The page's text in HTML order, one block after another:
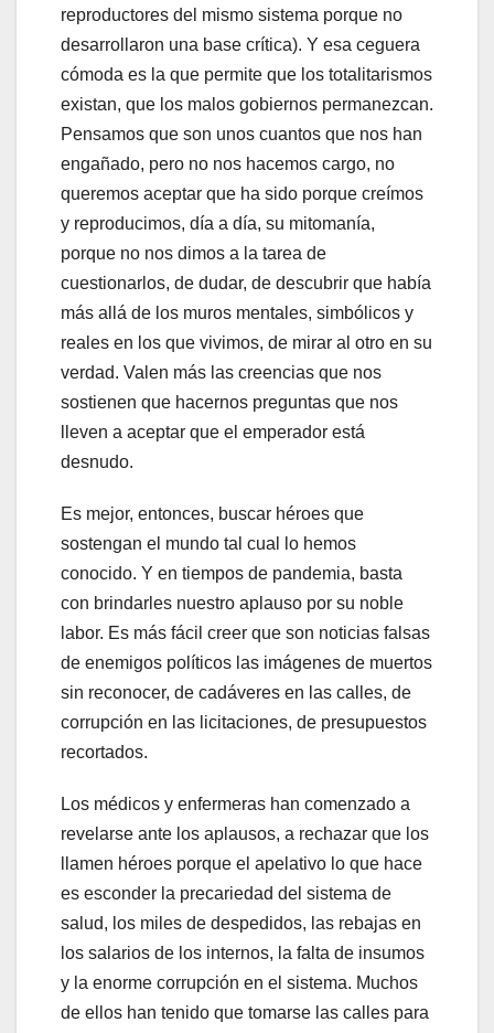
reproductores del mismo sistema porque no
desarrollaron una base crítica). Y esa ceguera
cómoda es la que permite que los totalitarismos
existan, que los malos gobiernos permanezcan.
Pensamos que son unos cuantos que nos han
engañado, pero no nos hacemos cargo, no
queremos aceptar que ha sido porque creímos
y reproducimos, día a día, su mitomanía,
porque no nos dimos a la tarea de
cuestionarlos, de dudar, de descubrir que había
más allá de los muros mentales, simbólicos y
reales en los que vivimos, de mirar al otro en su
verdad. Valen más las creencias que nos
sostienen que hacernos preguntas que nos
lleven a aceptar que el emperador está
desnudo.
Es mejor, entonces, buscar héroes que
sostengan el mundo tal cual lo hemos
conocido. Y en tiempos de pandemia, basta
con brindarles nuestro aplauso por su noble
labor. Es más fácil creer que son noticias falsas
de enemigos políticos las imágenes de muertos
sin reconocer, de cadáveres en las calles, de
corrupción en las licitaciones, de presupuestos
recortados.
Los médicos y enfermeras han comenzado a
revelarse ante los aplausos, a rechazar que los
llamen héroes porque el apelativo lo que hace
es esconder la precariedad del sistema de
salud, los miles de despedidos, las rebajas en
los salarios de los internos, la falta de insumos
y la enorme corrupción en el sistema. Muchos
de ellos han tenido que tomarse las calles para